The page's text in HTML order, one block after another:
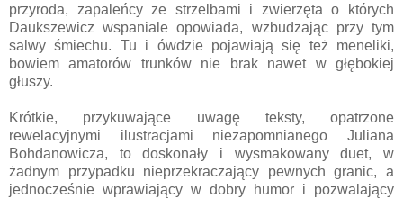
przyroda, zapaleńcy ze strzelbami i zwierzęta o których
Daukszewicz wspaniale opowiada, wzbudzając przy tym
salwy śmiechu. Tu i ówdzie pojawiają się też meneliki,
bowiem amatorów trunków nie brak nawet w głębokiej
głuszy.
Krótkie, przykuwające uwagę teksty, opatrzone
rewelacyjnymi ilustracjami niezapomnianego Juliana
Bohdanowicza, to doskonały i wysmakowany duet, w
żadnym przypadku nieprzekraczający pewnych granic, a
jednocześnie wprawiający w dobry humor i pozwalający